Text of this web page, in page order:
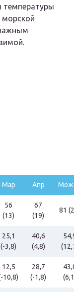
температуры
морской
Мар Апр
56
(13)
67
(19)
81
25,1
(-3,8)
40,6
(4,8)
12,5
10,8)
28,7
(-1,8)